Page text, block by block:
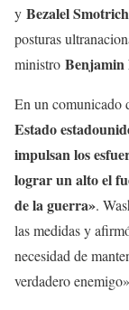
y Bezalel Smotrich
posturas
ministro Benjamin
En un comunicado
Estado
impulsan los
lograr un alto el
de la guerra».
las medidas y
necesidad de
verdadero